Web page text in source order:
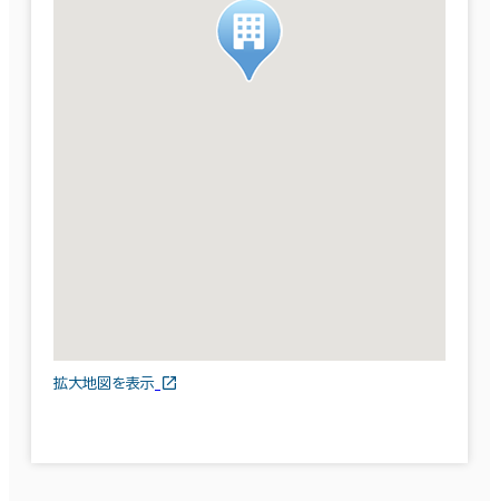
拡大地図を表示